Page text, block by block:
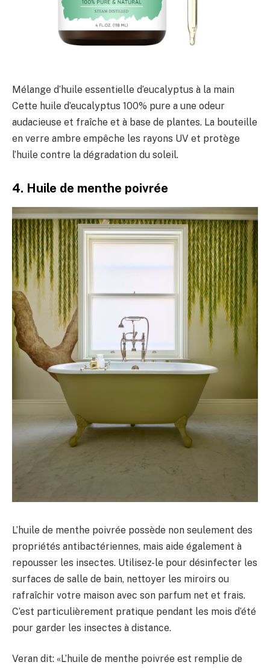
Mélange d’huile essentielle d’eucalyptus à la main
Cette huile d’eucalyptus 100% pure a une odeur
audacieuse et fraîche et à base de plantes. La bouteille
en verre ambre empêche les rayons UV et protège
l’huile contre la dégradation du soleil.
4. Huile de menthe poivrée
L’huile de menthe poivrée possède non seulement des
propriétés antibactériennes, mais aide également à
repousser les insectes. Utilisez-le pour désinfecter les
surfaces de salle de bain, nettoyer les miroirs ou
rafraîchir votre maison avec son parfum net et frais.
C’est particulièrement pratique pendant les mois d’été
pour garder les insectes à distance.
Veran dit: «L’huile de menthe poivrée est remplie de